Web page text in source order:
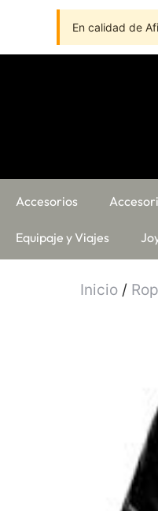
En calidad de
Accesorios
Equipaje y Viajes
Inicio /